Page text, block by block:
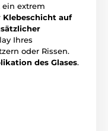
ein extrem
Klebeschicht auf
Ihres
oder Rissen.
des Glases.